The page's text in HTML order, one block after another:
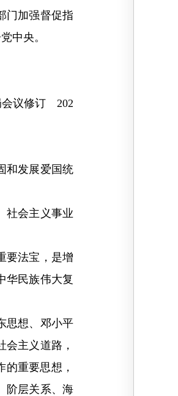
门加强督促指
中央。
会议修订 202
和发展爱国统
会主义事业
要法宝，是增
华民族伟大复
思想、邓小平
主义道路，
重要思想，
阶层关系、海